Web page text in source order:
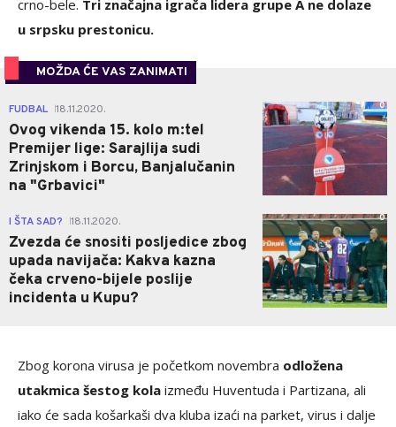
crno-bele. Tri značajna igrača lidera grupe A ne dolaze
u srpsku prestonicu.
MOŽDA ĆE VAS ZANIMATI
FUDBAL 18.11.2020.
Ovog vikenda 15. kolo m:tel
Premijer lige: Sarajlija sudi
Zrinjskom i Borcu, Banjalučanin
na "Grbavici"
0
I ŠTA SAD? 18.11.2020.
Zvezda će snositi posljedice zbog
upada navijača: Kakva kazna
čeka crveno-bijele poslije
incidenta u Kupu?
0
Zbog korona virusa je početkom novembra odložena
utakmica šestog kola između Huventuda i Partizana, ali
iako će sada košarkaši dva kluba izaći na parket, virus i dalje